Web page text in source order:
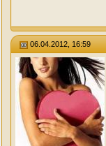
06.04.2012, 16:59